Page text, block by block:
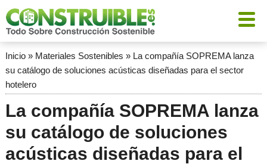
Inicio» Materiales Sostenibles » La compañía SOPREMA lanza
su catálogo de soluciones acústicas diseñadas para el sector
hotelero
La compañía SOPREMA lanza
su catálogo de soluciones
acústicas diseñadas para el